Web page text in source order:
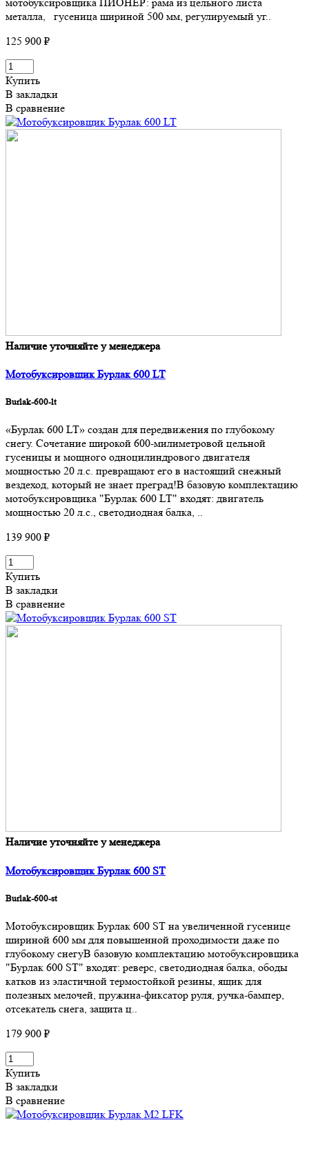
металла, гусеница шириной 500 мм, регулируемый уг..
125 900 ₽
Купить
В закладки
В сравнение
Наличие уточняйте у менеджера
Мотобуксировщик Бурлак 600 LT
Burlak-600-lt
«Бурлак 600 LT» создан для передвижения по глубокому
снегу. Сочетание широкой 600-милиметровой цельной
гусеницы и мощного одноцилиндрового двигателя
мощностью 20 л.с. превращают его в настоящий снежный
вездеход, который не знает преград!В базовую комплектацию
мотобуксировщика "Бурлак 600 LT" входят: двигатель
мощностью 20 л.с., светодиодная балка, ..
139 900 ₽
Купить
В закладки
В сравнение
Наличие уточняйте у менеджера
Мотобуксировщик Бурлак 600 ST
Burlak-600-st
Мотобуксировщик Бурлак 600 ST на увеличенной гусенице
шириной 600 мм для повышенной проходимости даже по
глубокому снегуВ базовую комплектацию мотобуксировщика
"Бурлак 600 ST" входят: реверс, светодиодная балка, ободы
катков из эластичной термостойкой резины, ящик для
полезных мелочей, пружина-фиксатор руля, ручка-бампер,
отсекатель снега, защита ц..
179 900 ₽
Купить
В закладки
В сравнение